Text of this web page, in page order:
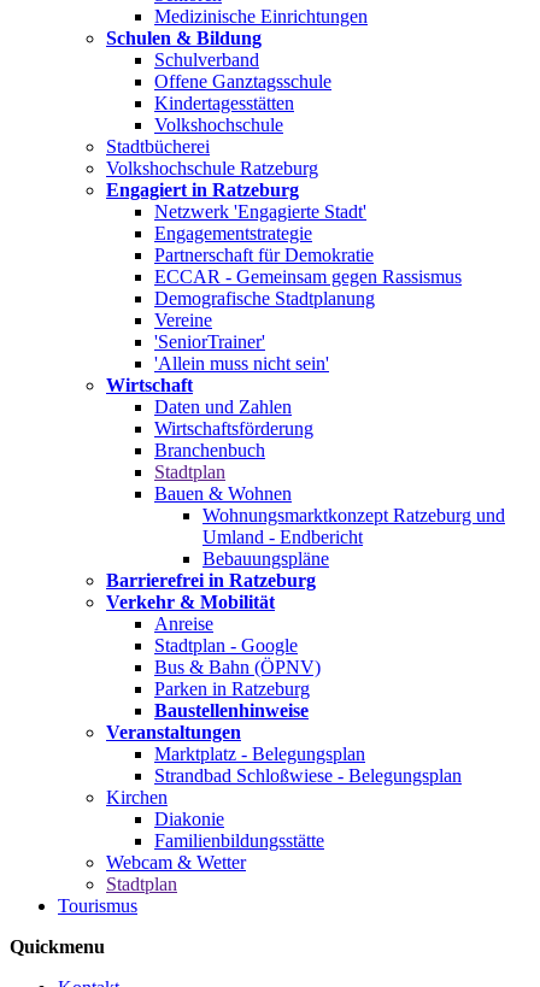
Medizinische Einrichtungen
Schulen & Bildung
Schulverband
Offene Ganztagsschule
Kindertagesstätten
Volkshochschule
Stadtbücherei
Volkshochschule Ratzeburg
Engagiert in Ratzeburg
Netzwerk 'Engagierte Stadt'
Engagementstrategie
Partnerschaft für Demokratie
ECCAR - Gemeinsam gegen Rassismus
Demografische Stadtplanung
Vereine
'SeniorTrainer'
'Allein muss nicht sein'
Wirtschaft
Daten und Zahlen
Wirtschaftsförderung
Branchenbuch
Stadtplan
Bauen & Wohnen
Wohnungsmarktkonzept Ratzeburg und
Umland - Endbericht
Bebauungspläne
Barrierefrei in Ratzeburg
Verkehr & Mobilität
Anreise
Stadtplan - Google
Bus & Bahn (ÖPNV)
Parken in Ratzeburg
Baustellenhinweise
Veranstaltungen
Marktplatz - Belegungsplan
Strandbad Schloßwiese - Belegungsplan
Kirchen
Diakonie
Familienbildungsstätte
Webcam & Wetter
Stadtplan
Tourismus
Quickmenu